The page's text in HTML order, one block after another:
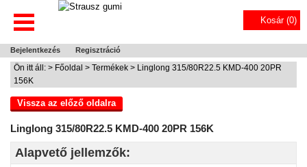
Kosár (0)
Bejelentkezés Regisztráció
Ön itt áll: > Főoldal > Termékek > Linglong 315/80R22.5 KMD-400 20PR
156K
Vissza az előző oldalra
Linglong 315/80R22.5 KMD-400 20PR 156K
Alapvető jellemzők: